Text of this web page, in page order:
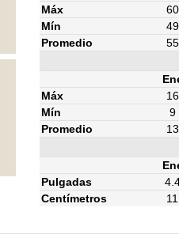
Máx
60
Mín
49
Promedio
55
Máx
16
Mín
9
Promedio
13
Pulgadas
Centímetros
11